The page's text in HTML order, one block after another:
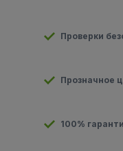
Проверки
Прозначное
100%